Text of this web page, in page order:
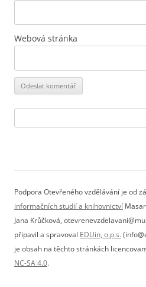
Webová stránka
Podpora Otevřeného vzdělávání je od
informačních studií a knihovnictví
Jana Krůčková,
připavil a spravoval EDUin, o.p.s.
je obsah na těchto stránkách
NC-SA 4.0.